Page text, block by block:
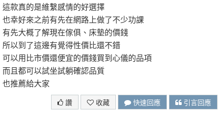
這款真的是維繫感情的好選擇
也幸好來之前有先在網路上做了不少功課
有先大概了解現在傢俱、床墊的價錢
所以到了這邊有覺得性價比還不錯
可以用比市價還便宜的價錢買到心儀的品項
而且都可以試坐試躺確認品質
也推薦給大家
讚 收藏 快速回應 引言回應